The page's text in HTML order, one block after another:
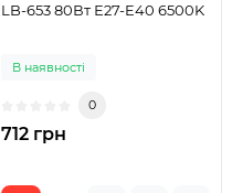
LB-653 80Вт Е27-E40 6500K
В наявності
0
712 грн